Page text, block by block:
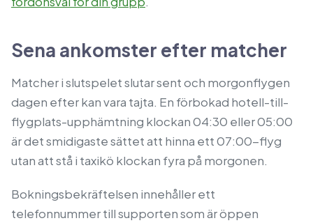
Sena ankomster efter matcher
Matcher i slutspelet slutar sent och morgonflygen
dagen efter kan vara tajta. En förbokad hotell-till-
flygplats-upphämtning klockan 04:30 eller 05:00
är det smidigaste sättet att hinna ett 07:00-flyg
utan att stå i taxikö klockan fyra på morgonen.
Bokningsbekräftelsen innehåller ett
telefonnummer till supporten som är öppen